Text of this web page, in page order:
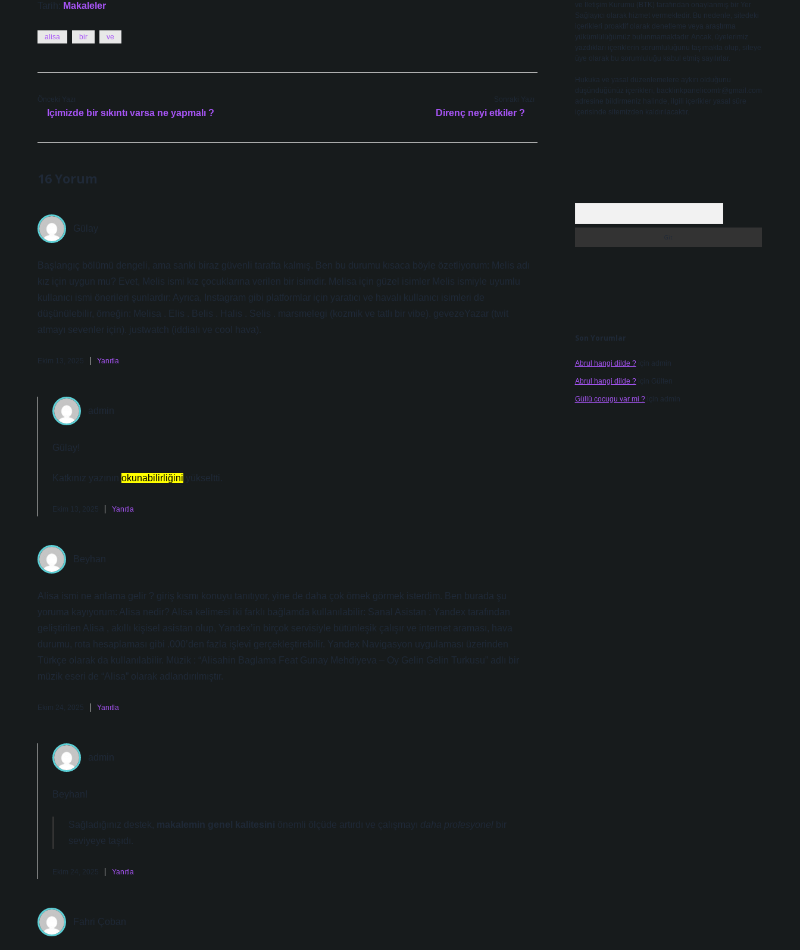
Tarih: Makaleler
alisa bir ve
Önceki Yazı
Içimizde bir sıkıntı varsa ne yapmalı ?
Sonraki Yazı
Direnç neyi etkiler ?
16 Yorum
Gülay
Başlangıç bölümü dengeli, ama sanki biraz güvenli tarafta kalmış. Ben bu durumu kısaca böyle özetliyorum: Melis adı
kız için uygun mu? Evet, Melis ismi kız çocuklarına verilen bir isimdir. Melisa için güzel isimler Melis ismiyle uyumlu
kullanıcı ismi önerileri şunlardır: Ayrıca, Instagram gibi platformlar için yaratıcı ve havalı kullanıcı isimleri de
düşünülebilir, örneğin: Melisa . Elis . Belis . Halis . Selis . marsmelegi (kozmik ve tatlı bir vibe). gevezeYazar (twit
atmayı sevenler için). justwatch (iddialı ve cool hava).
Ekim 13, 2025 Yanıtla
admin
Gülay!
Katkınız yazının okunabilirliğini yükseltti.
Ekim 13, 2025 Yanıtla
Beyhan
Alisa ismi ne anlama gelir ? giriş kısmı konuyu tanıtıyor, yine de daha çok örnek görmek isterdim. Ben burada şu
yoruma kayıyorum: Alisa nedir? Alisa kelimesi iki farklı bağlamda kullanılabilir: Sanal Asistan : Yandex tarafından
geliştirilen Alisa , akıllı kişisel asistan olup, Yandex’in birçok servisiyle bütünleşik çalışır ve internet araması, hava
durumu, rota hesaplaması gibi .000’den fazla işlevi gerçekleştirebilir. Yandex Navigasyon uygulaması üzerinden
Türkçe olarak da kullanılabilir. Müzik : “Alisahin Baglama Feat Gunay Mehdiyeva – Oy Gelin Gelin Turkusu” adlı bir
müzik eseri de “Alisa” olarak adlandırılmıştır.
Ekim 24, 2025 Yanıtla
admin
Beyhan!
Sağladığınız destek, makalemin genel kalitesini önemli ölçüde artırdı ve çalışmayı daha profesyonel bir
seviyeye taşıdı.
Ekim 24, 2025 Yanıtla
Fahri Çoban
ve İletişim Kurumu (BTK) tarafından onaylanmış bir Yer
Sağlayıcı olarak hizmet vermektedir. Bu nedenle, sitedeki
içerikleri proaktif olarak denetleme veya araştırma
yükümlülüğümüz bulunmamaktadır. Ancak, üyelerimiz
yazdıkları içeriklerin sorumluluğunu taşımakta olup, siteye
üye olarak bu sorumluluğu kabul etmiş sayılırlar.
Hukuka ve yasal düzenlemelere aykırı olduğunu
düşündüğünüz içerikleri,
backlinkpanelicomtr@gmail.com
adresine bildirmeniz halinde, ilgili içerikler yasal süre
içerisinde sitemizden kaldırılacaktır.
Son Yorumlar
Abrul hangi dilde ?için admin
Abrul hangi dilde ?için Gülten
Güllü cocugu var mi ?için admin